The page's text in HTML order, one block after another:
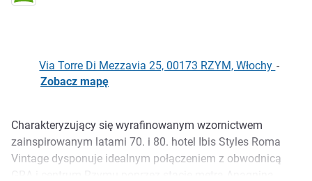
Via Torre Di Mezzavia 25, 00173 RZYM, Włochy -
Zobacz mapę
Opis
Charakteryzujący się wyrafinowanym wzornictwem
zainspirowanym latami 70. i 80. hotel Ibis Styles Roma
Vintage dysponuje idealnym połączeniem z obwodnicą